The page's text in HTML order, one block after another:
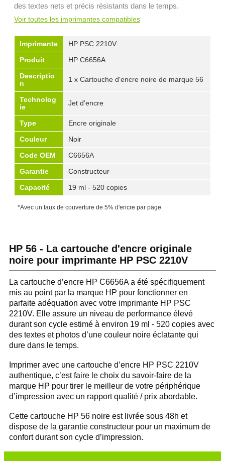
des textes nets et précis résistants dans le temps.
Voir toutes les imprimantes compatibles
Imprimante
HP PSC 2210V
Produit
HP C6656A
Descriptio
n
1 x Cartouche d'encre noire de marque 56
Technolog
ie
Jet d'encre
Type
Encre originale
Couleur
Noir
Code OEM
C6656A
Garantie
Constructeur
Capacité
19 ml - 520 copies
*Avec un taux de couverture de 5% d'encre par page
HP 56 - La cartouche d'encre originale
noire pour imprimante HP PSC 2210V
La cartouche d’encre HP C6656A a été spécifiquement
mis au point par la marque HP pour fonctionner en
parfaite adéquation avec votre imprimante HP PSC
2210V. Elle assure un niveau de performance élevé
durant son cycle estimé à environ 19 ml - 520 copies avec
des textes et photos d’une couleur noire éclatante qui
dure dans le temps.
Imprimer avec une cartouche d’encre HP PSC 2210V
authentique, c’est faire le choix du savoir-faire de la
marque HP pour tirer le meilleur de votre périphérique
d’impression avec un rapport qualité / prix abordable.
Cette cartouche HP 56 noire est livrée sous 48h et
dispose de la garantie constructeur pour un maximum de
confort durant son cycle d’impression.